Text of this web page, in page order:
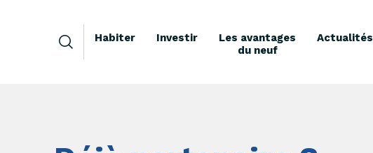
Habiter Investir
Les avantages
du neuf
Actualités